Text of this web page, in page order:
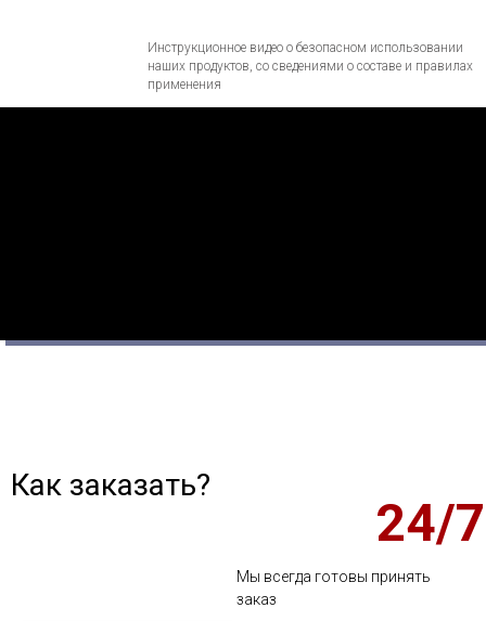
Инструкционное видео о безопасном использовании
наших продуктов, со сведениями о составе и правилах
применения
Как заказать?
Мы всегда готовы принять
заказ
24/7